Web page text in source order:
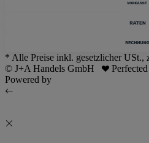
* Alle Preise inkl. gesetzlicher USt.,
© J+A Handels GmbH
Powered by